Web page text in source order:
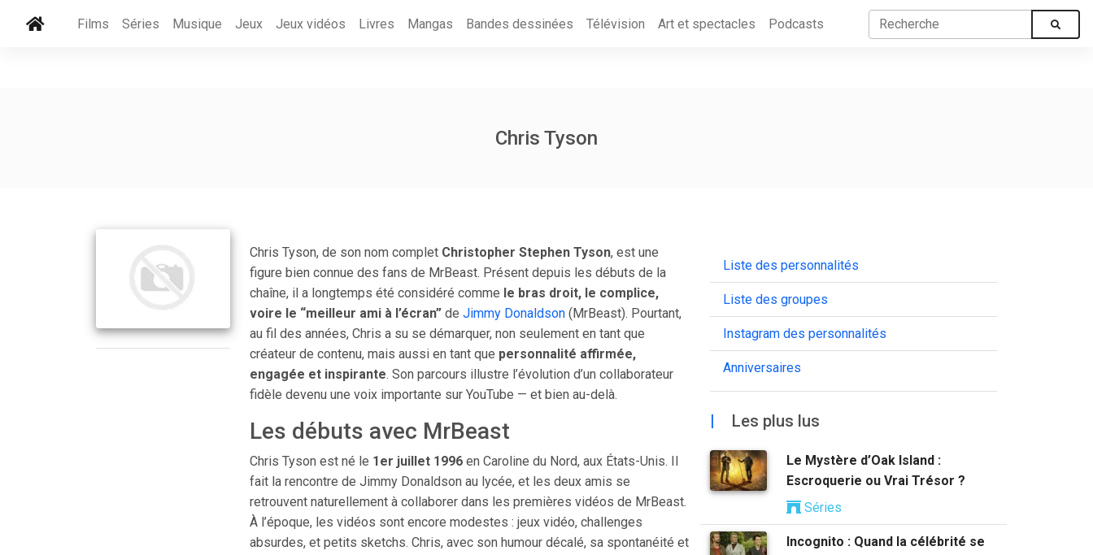
Films Séries Musique Jeux Jeux vidéos Livres Mangas Bandes dessinées Télévision Art et spectacles Podcasts
Chris Tyson
Chris Tyson, de son nom complet Christopher Stephen Tyson, est une
figure bien connue des fans de MrBeast. Présent depuis les débuts de la
chaîne, il a longtemps été considéré comme le bras droit, le complice,
voire le “meilleur ami à l’écran”de Jimmy Donaldson(MrBeast). Pourtant,
au fil des années, Chris a su se démarquer, non seulement en tant que
créateur de contenu, mais aussi en tant que personnalité affirmée,
engagée et inspirante. Son parcours illustre l’évolution d’un collaborateur
fidèle devenu une voix importante sur YouTube — et bien au-delà.
Les débuts avec MrBeast
Chris Tyson est né le 1er juillet 1996en Caroline du Nord, aux États-Unis. Il
fait la rencontre de Jimmy Donaldson au lycée, et les deux amis se
retrouvent naturellement à collaborer dans les premières vidéos de MrBeast.
À l’époque, les vidéos sont encore modestes : jeux vidéo, challenges
absurdes, et petits sketchs. Chris, avec son humour décalé, sa spontanéité et
Liste des personnalités
Liste des groupes
Instagram des personnalités
Anniversaires
| Les plus lus
Le Mystère d’Oak Island :
Escroquerie ou Vrai Trésor ?
Séries
Incognito : Quand la célébrité se